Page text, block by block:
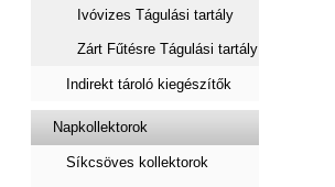
Ivóvizes Tágulási tartály
Zárt Fűtésre Tágulási tartály
Indirekt tároló kiegészítők
Napkollektorok
Síkcsöves kollektorok